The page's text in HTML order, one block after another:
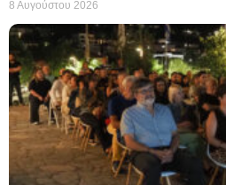
8 Αυγούστου 2026